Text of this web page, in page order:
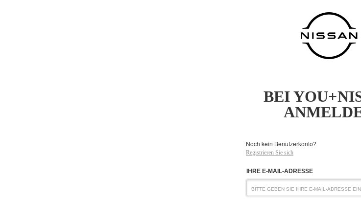
BEI
Noch kein Benutzerkonto?
Registrieren Sie sich
IHRE E-MAIL-ADRESSE